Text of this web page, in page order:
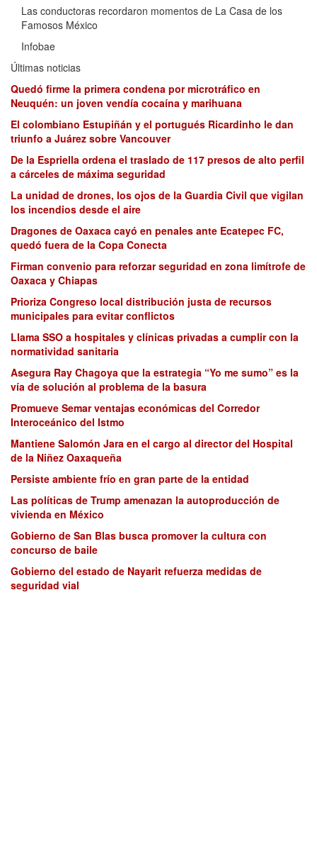
Las conductoras recordaron momentos de La Casa de los
Famosos México
Infobae
Últimas noticias
Quedó firme la primera condena por microtráfico en
Neuquén: un joven vendía cocaína y marihuana
El colombiano Estupiñán y el portugués Ricardinho le dan
triunfo a Juárez sobre Vancouver
De la Espriella ordena el traslado de 117 presos de alto perfil
a cárceles de máxima seguridad
La unidad de drones, los ojos de la Guardia Civil que vigilan
los incendios desde el aire
Dragones de Oaxaca cayó en penales ante Ecatepec FC,
quedó fuera de la Copa Conecta
Firman convenio para reforzar seguridad en zona limítrofe de
Oaxaca y Chiapas
Prioriza Congreso local distribución justa de recursos
municipales para evitar conflictos
Llama SSO a hospitales y clínicas privadas a cumplir con la
normatividad sanitaria
Asegura Ray Chagoya que la estrategia “Yo me sumo” es la
vía de solución al problema de la basura
Promueve Semar ventajas económicas del Corredor
Interoceánico del Istmo
Mantiene Salomón Jara en el cargo al director del Hospital
de la Niñez Oaxaqueña
Persiste ambiente frío en gran parte de la entidad
Las políticas de Trump amenazan la autoproducción de
vivienda en México
Gobierno de San Blas busca promover la cultura con
concurso de baile
Gobierno del estado de Nayarit refuerza medidas de
seguridad vial